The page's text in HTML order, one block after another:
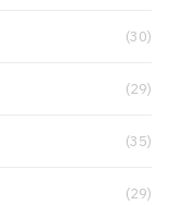
(30)
(29)
(35)
(29)